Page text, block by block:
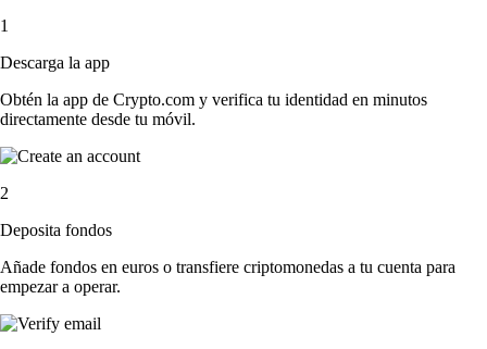
1
Descarga la app
Obtén la app de Crypto.com y verifica tu identidad en minutos
directamente desde tu móvil.
2
Deposita fondos
Añade fondos en euros o transfiere criptomonedas a tu cuenta para
empezar a operar.